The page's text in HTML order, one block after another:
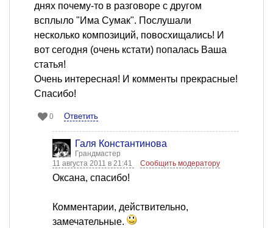
днях почему-то в разговоре с другом
всплыло "Има Сумак". Послушали
несколько композиций, повосхищались! И
вот сегодня (очень кстати) попалась Ваша
статья!
Очень интересная! И комменты прекрасные!
Спасибо!
0 Ответить
Галя Константинова
Грандмастер
11 августа 2011 в 21:41
Сообщить модератору
Оксана, спасибо!
Комментарии, действительно,
замечательные.